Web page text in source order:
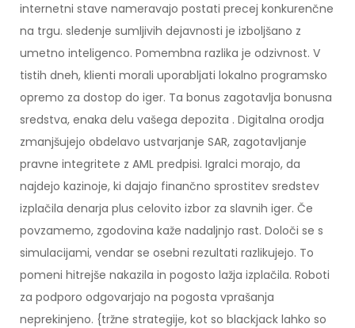
internetni stave nameravajo postati precej konkurenčne
na trgu. sledenje sumljivih dejavnosti je izboljšano z
umetno inteligenco. Pomembna razlika je odzivnost. V
tistih dneh, klienti morali uporabljati lokalno programsko
opremo za dostop do iger. Ta bonus zagotavlja bonusna
sredstva, enaka delu vašega depozita . Digitalna orodja
zmanjšujejo obdelavo ustvarjanje SAR, zagotavljanje
pravne integritete z AML predpisi. Igralci morajo, da
najdejo kazinoje, ki dajajo finančno sprostitev sredstev
izplačila denarja plus celovito izbor za slavnih iger. Če
povzamemo, zgodovina kaže nadaljnjo rast. Določi se s
simulacijami, vendar se osebni rezultati razlikujejo. To
pomeni hitrejše nakazila in pogosto lažja izplačila. Roboti
za podporo odgovarjajo na pogosta vprašanja
neprekinjeno. {tržne strategije, kot so blackjack lahko so